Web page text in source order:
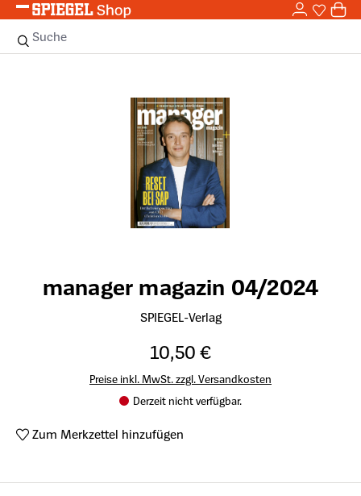
Zum Hauptinhalt springen 0
Suche
manager magazin 04/2024
SPIEGEL-Verlag
10,50 €
Preise inkl. MwSt. zzgl. Versandkosten
Derzeit nicht verfügbar.
Zum Merkzettel hinzufügen